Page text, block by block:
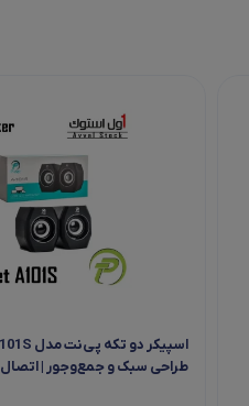
طراحی سبک و جمع‌وجور | اتصال USB